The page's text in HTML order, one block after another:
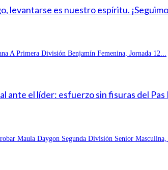
levantarse es nuestro espíritu.
A Primera División Benjamín Femenina, Jornada 12...
ante el líder: esfuerzo sin fisuras del Pas
Maula Daygon Segunda División Senior Masculina,